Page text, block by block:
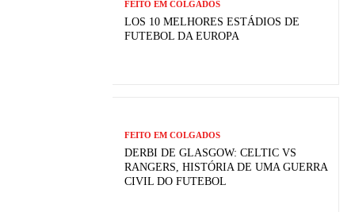
FEITO EM COLGADOS
LOS 10 MELHORES ESTÁDIOS DE
FUTEBOL DA EUROPA
FEITO EM COLGADOS
DERBI DE GLASGOW: CELTIC VS
RANGERS, HISTÓRIA DE UMA GUERRA
CIVIL DO FUTEBOL